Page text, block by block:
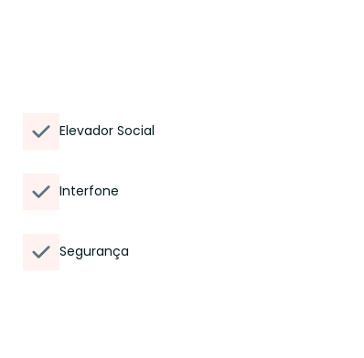
Elevador Social
Interfone
Segurança